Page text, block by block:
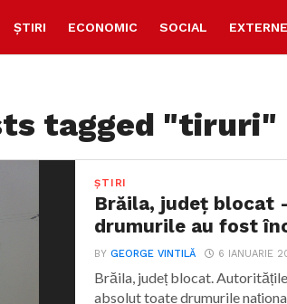
ȘTIRI ECONOMIC SOCIAL EXTERNE
tagged "tiruri"
ȘTIRI
Brăila, județ blocat
drumurile au fost
BYGEORGE VINTILĂ 6 IANUARIE
Brăila, județ blocat.
absolut toate drumurile